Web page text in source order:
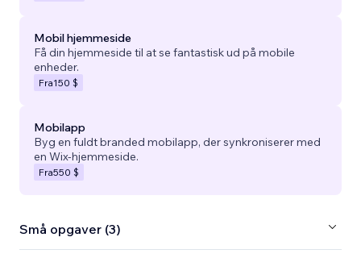
Mobil hjemmeside
Få din hjemmeside til at se fantastisk ud på mobile
enheder.
Fra150 $
Mobilapp
Byg en fuldt branded mobilapp, der synkroniserer med
en Wix-hjemmeside.
Fra550 $
Små opgaver (3)